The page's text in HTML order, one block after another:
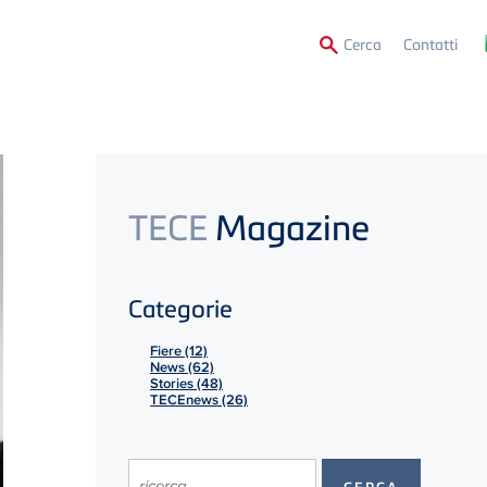
Cerca Contatti
TECE Magazine
Categorie
Fiere (12)
News (62)
Stories (48)
TECEnews (26)